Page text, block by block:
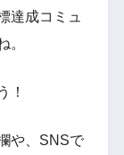
達成コミュ
。
！
や、SNSで